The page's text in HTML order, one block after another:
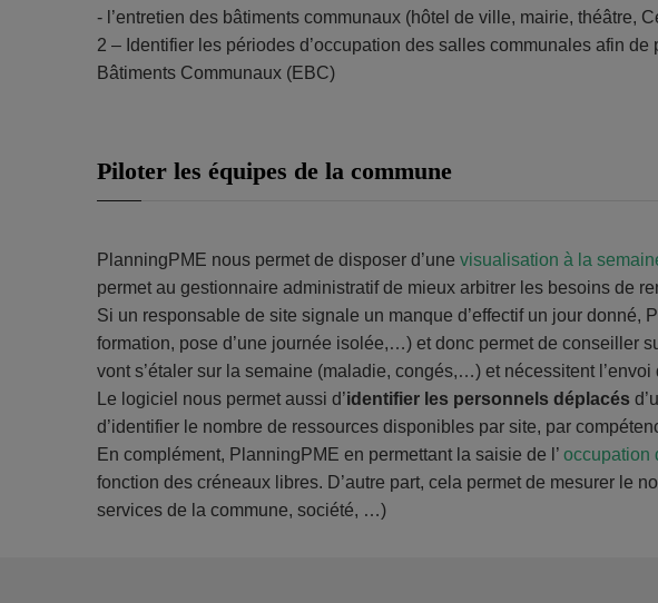
- l’entretien des bâtiments communaux (hôtel de ville, mairie,
2 – Identifier les périodes d’occupation des salles communales afin de
Bâtiments Communaux (EBC)
Piloter les équipes de la commune
PlanningPME nous permet de disposer d’une visualisation à la
permet au gestionnaire administratif de mieux arbitrer les besoins de
Si un responsable de site signale un manque d’effectif un jour
formation, pose d’une journée isolée,…) et donc permet de conseiller
vont s’étaler sur la semaine (maladie, congés,…) et nécessitent l’envoi
Le logiciel nous permet aussi d’identifier les personnels déplacés
d’identifier le nombre de ressources disponibles par site, par
En complément, PlanningPME en permettant la saisie de l’ occupation
fonction des créneaux libres. D’autre part, cela permet de mesurer le
services de la commune, société, …)